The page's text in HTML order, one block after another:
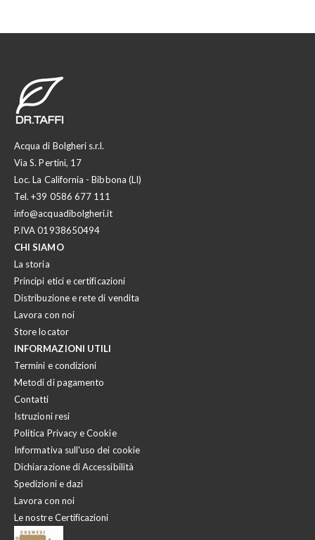
Acqua di Bolgheri s.r.l.
Via S. Pertini, 17
Loc. La California - Bibbona (LI)
Tel.+39 0586 677 111
info@acquadibolgheri.it
P.IVA 01938650494
CHI SIAMO
La storia
Principi etici e certificazioni
Distribuzione e rete di vendita
Lavora con noi
Store locator
INFORMAZIONI UTILI
Termini e condizioni
Metodi di pagamento
Contatti
Istruzioni resi
Politica Privacy e Cookie
Informativa sull'uso dei cookie
Dichiarazione di Accessibilità
Spedizioni e dazi
Lavora con noi
Le nostre Certificazioni